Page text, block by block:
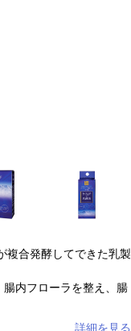
複合発酵してできた乳製
内フローラを整え、腸
年以上ものあいだ愛